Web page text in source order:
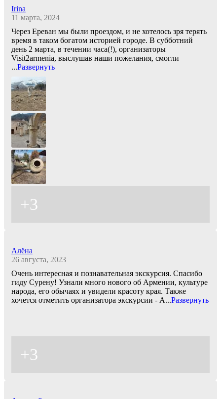
Irina
11 марта, 2024
Через Ереван мы были проездом, и не хотелось зря терять
время в таком богатом историей городе. В субботний
день 2 марта, в течении часа(!), организаторы
Visit2armenia, выслушав наши пожелания, смогли
...Развернуть
+3
Алёна
26 августа, 2023
Очень интересная и познавательная экскурсия. Спасибо
гиду Сурену! Узнали много нового об Армении, культуре
народа, его обычаях и увидели красоту края. Также
хочется отметить организатора экскурсии - А...Развернуть
+3